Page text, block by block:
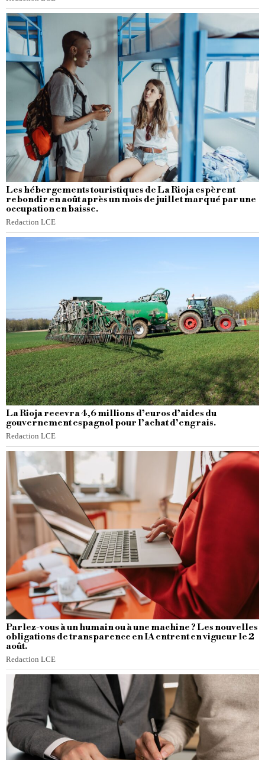
Les hébergements touristiques de La Rioja espèrent
rebondir en août après un mois de juillet marqué par une
occupation en baisse.
Redaction LCE
La Rioja recevra 4,6 millions d’euros d’aides du
gouvernement espagnol pour l’achat d’engrais.
Redaction LCE
Parlez-vous à un humain ou à une machine ? Les nouvelles
obligations de transparence en IA entrent en vigueur le 2
août.
Redaction LCE